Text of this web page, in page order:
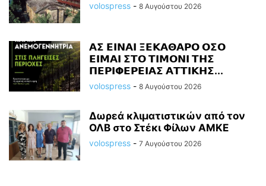
volospress - 8 Αυγούστου 2026
𝝖𝝨 𝝚𝝞𝝢𝝖𝝞 𝝣𝝚𝝟𝝖𝝝𝝖𝝦𝝤 𝝤𝝨𝝤
𝝚𝝞𝝡𝝖𝝞 𝝨𝝩𝝤 𝝩𝝞𝝡𝝤𝝢𝝞 𝝩𝝜𝝨
𝝥𝝚𝝦𝝞𝝫𝝚𝝦𝝚𝝞𝝖𝝨 𝝖𝝩𝝩𝝞𝝟𝝜𝝨...
volospress - 8 Αυγούστου 2026
Δωρεά κλιματιστικών από τον
ΟΛΒ στο Στέκι Φίλων ΑΜΚΕ
volospress - 7 Αυγούστου 2026